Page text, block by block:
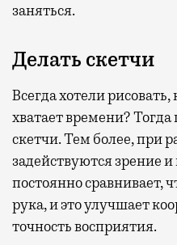
заняться.
Делать скетчи
Всегда хотели
хватает времени?
скетчи. Тем более, при
задействуются зрение
постоянно сравнивает,
рука, и это улучшает
точность восприятия.